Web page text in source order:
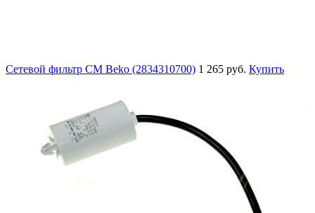
Сетевой фильтр СМ Beko (2834310700) 1 265 руб. Купить